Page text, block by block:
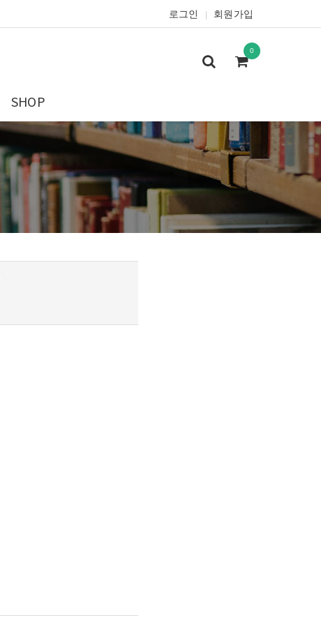
로그인 회원가입
0
SHOP